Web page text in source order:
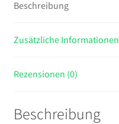
Bohrhämmern,
40Cr-
zum
Laminatböden,
Beschreibung
Zusätzliche Informationen
Rezensionen (0)
Beschreibung